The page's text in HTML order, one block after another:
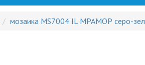
мозаика MS7004 IL МРАМОР серо-